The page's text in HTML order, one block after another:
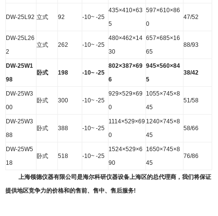
DW-25L92 立式 92 -10~ -25
435×410×63
5
597×610×86
0
47/52
DW-25L26
2
立式 262 -10~ -25
480×462×14
30
657×685×16
65
88/93
DW-25W1
98
卧式 198 -10~ -25
802×387×69
6
945×560×84
5
38/42
DW-25W3
00
卧式 300 -10~ -25
929×529×69
0
1055×745×8
45
51/58
DW-25W3
88
卧式 388 -10~ -25
1114×529×69
0
1240×745×8
45
58/66
DW-25W5
18
卧式 518 -10~ -25
1524×529×6
90
1650×745×8
45
76/86
上海领德仪器有限公司是海尔科研仪器设备上海区的总代理商，我们将保证
提供地区竞争力的价格和的售前、售中、售后服务!